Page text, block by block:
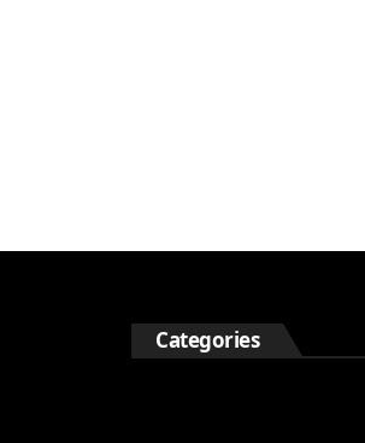
Categories